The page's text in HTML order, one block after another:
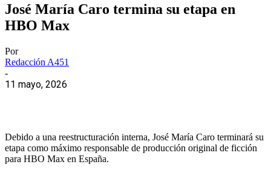
José María Caro termina su etapa en
HBO Max
Por
Redacción A451
-
11 mayo, 2026
Debido a una reestructuración interna, José María Caro terminará su
etapa como máximo responsable de producción original de ficción
para HBO Max en España.